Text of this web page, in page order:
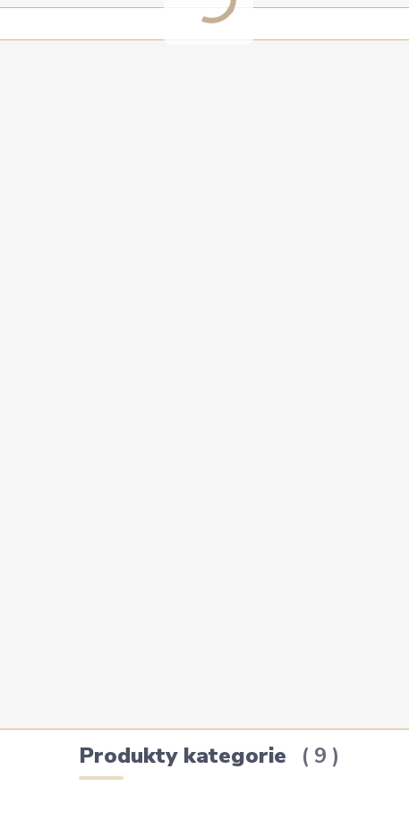
Produkty kategorie 9